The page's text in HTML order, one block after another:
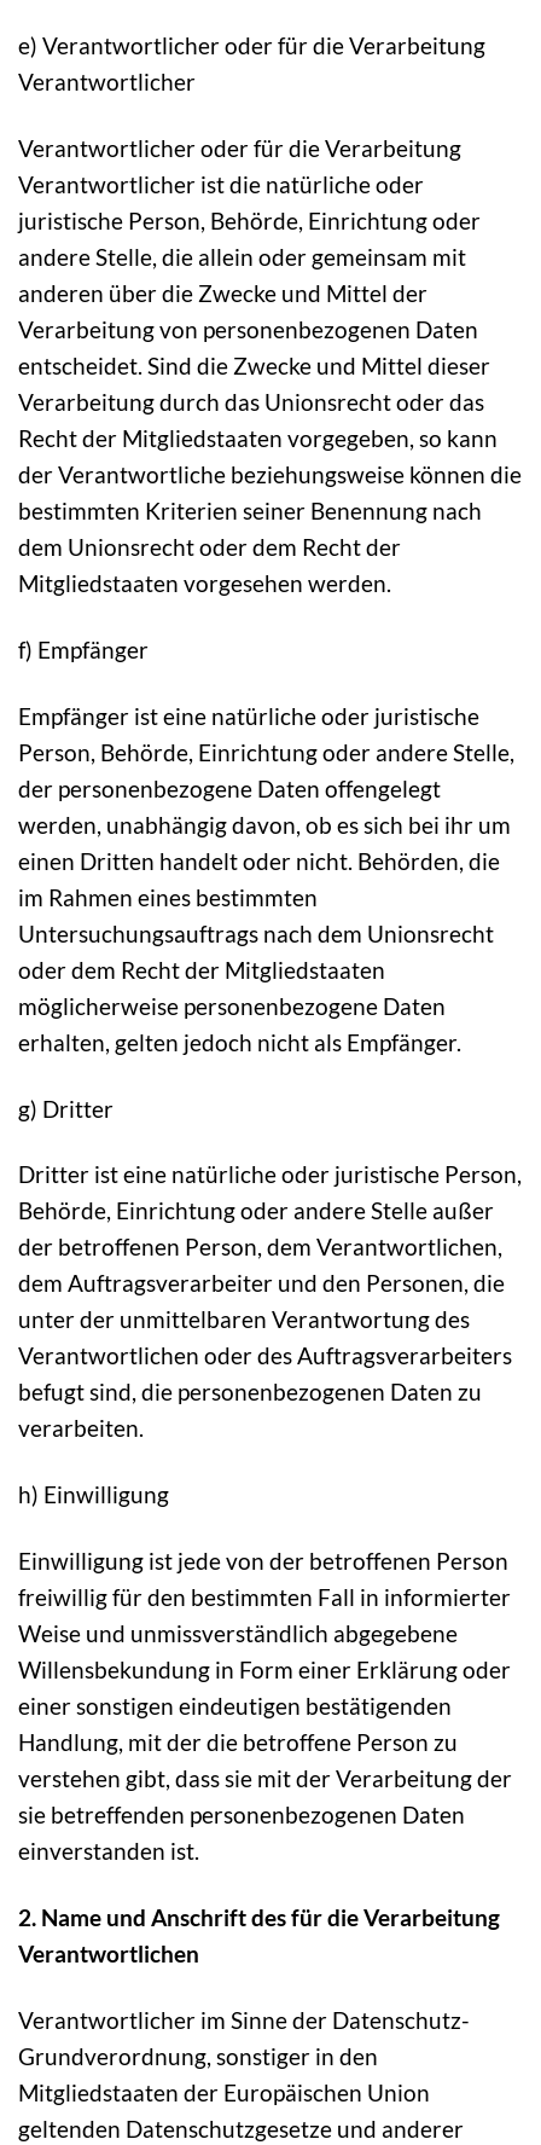
e) Verantwortlicher oder für die Verarbeitung
Verantwortlicher
Verantwortlicher oder für die Verarbeitung
Verantwortlicher ist die natürliche oder
juristische Person, Behörde, Einrichtung oder
andere Stelle, die allein oder gemeinsam mit
anderen über die Zwecke und Mittel der
Verarbeitung von personenbezogenen Daten
entscheidet. Sind die Zwecke und Mittel dieser
Verarbeitung durch das Unionsrecht oder das
Recht der Mitgliedstaaten vorgegeben, so kann
der Verantwortliche beziehungsweise können die
bestimmten Kriterien seiner Benennung nach
dem Unionsrecht oder dem Recht der
Mitgliedstaaten vorgesehen werden.
f) Empfänger
Empfänger ist eine natürliche oder juristische
Person, Behörde, Einrichtung oder andere Stelle,
der personenbezogene Daten offengelegt
werden, unabhängig davon, ob es sich bei ihr um
einen Dritten handelt oder nicht. Behörden, die
im Rahmen eines bestimmten
Untersuchungsauftrags nach dem Unionsrecht
oder dem Recht der Mitgliedstaaten
möglicherweise personenbezogene Daten
erhalten, gelten jedoch nicht als Empfänger.
g) Dritter
Dritter ist eine natürliche oder juristische Person,
Behörde, Einrichtung oder andere Stelle außer
der betroffenen Person, dem Verantwortlichen,
dem Auftragsverarbeiter und den Personen, die
unter der unmittelbaren Verantwortung des
Verantwortlichen oder des Auftragsverarbeiters
befugt sind, die personenbezogenen Daten zu
verarbeiten.
h) Einwilligung
Einwilligung ist jede von der betroffenen Person
freiwillig für den bestimmten Fall in informierter
Weise und unmissverständlich abgegebene
Willensbekundung in Form einer Erklärung oder
einer sonstigen eindeutigen bestätigenden
Handlung, mit der die betroffene Person zu
verstehen gibt, dass sie mit der Verarbeitung der
sie betreffenden personenbezogenen Daten
einverstanden ist.
2. Name und Anschrift des für die Verarbeitung
Verantwortlichen
Verantwortlicher im Sinne der Datenschutz-
Grundverordnung, sonstiger in den
Mitgliedstaaten der Europäischen Union
geltenden Datenschutzgesetze und anderer